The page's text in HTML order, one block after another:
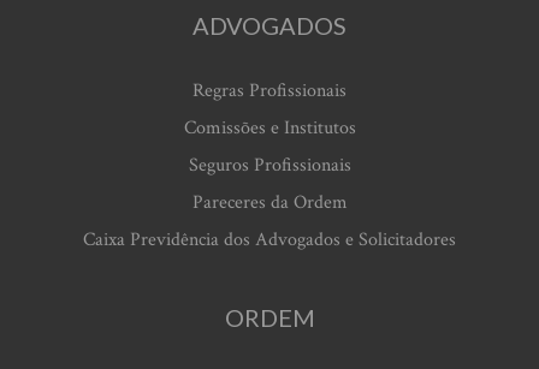
ADVOGADOS
Regras Profissionais
Comissões e Institutos
Seguros Profissionais
Pareceres da Ordem
Caixa Previdência dos Advogados e Solicitadores
ORDEM